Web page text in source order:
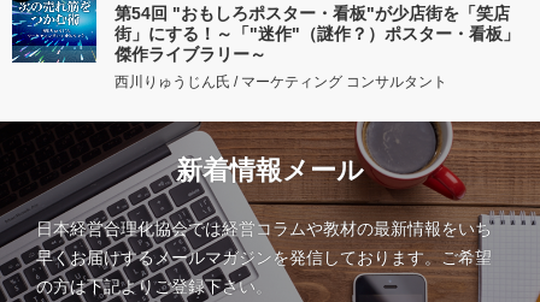
第54回 "おもしろポスター・看板"が少店街を「笑店
街」にする！～「"迷作"（謎作？）ポスター・看板」
傑作ライブラリー～
西川りゅうじん氏 / マーケティング コンサルタント
新着情報メール
日本経営合理化協会では経営コラムや教材の最新情報をいち
早くお届けするメールマガジンを発信しております。ご希望
の方は下記よりご登録下さい。